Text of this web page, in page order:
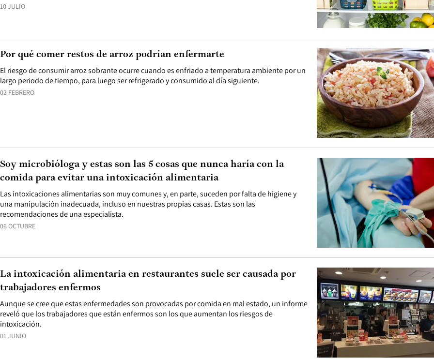
10 JULIO
02 FEBRERO
El riesgo de consumir arroz sobrante ocurre cuando es enfriado a temperatura ambiente por un
largo periodo de tiempo, para luego ser refrigerado y consumido al día siguiente.
Por qué comer restos de arroz podrían enfermarte
06 OCTUBRE
Las intoxicaciones alimentarias son muy comunes y, en parte, suceden por falta de higiene y
una manipulación inadecuada, incluso en nuestras propias casas. Estas son las
recomendaciones de una especialista.
Soy microbióloga y estas son las 5 cosas que nunca haría con la
comida para evitar una intoxicación alimentaria
01 JUNIO
Aunque se cree que estas enfermedades son provocadas por comida en mal estado, un informe
reveló que los trabajadores que están enfermos son los que aumentan los riesgos de
intoxicación.
La intoxicación alimentaria en restaurantes suele ser causada por
trabajadores enfermos